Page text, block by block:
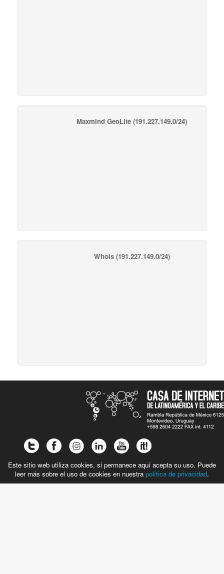
Maxmind GeoLite (191.227.149.0/24)
Whois(191.227.149.0/24)
Este sitio web utiliza cookies, si permanece aquí acepta su uso. Puede
leer más sobre el uso de cookies en nuestra política de privacidad.